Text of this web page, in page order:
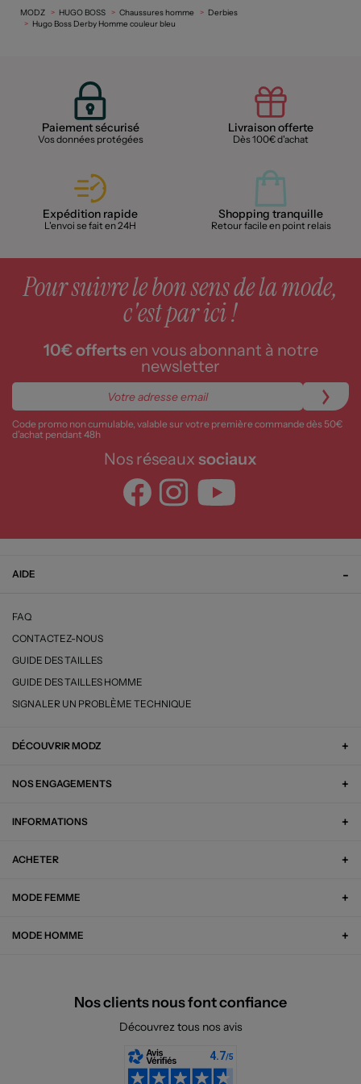
MODZ HUGO BOSS Chaussures homme
Derbies
Hugo Boss Derby Homme couleur bleu
Paiement sécurisé
Vos données protégées
Livraison offerte
Dès 100€ d'achat
Expédition rapide
L'envoi se fait en 24H
Shopping tranquille
Retour facile en point relais
Pour suivre le bon sens de la mode,
c'est par ici !
10€ offertsen vous abonnant à notre
newsletter
Code promo non cumulable, valable sur votre première commande dès 50€
d’achat pendant 48h
Nos réseaux sociaux
AIDE
FAQ
CONTACTEZ-NOUS
GUIDE DES TAILLES
GUIDE DES TAILLES HOMME
SIGNALER UN PROBLÈME TECHNIQUE
DÉCOUVRIR MODZ
NOS ENGAGEMENTS
INFORMATIONS
ACHETER
MODE FEMME
MODE HOMME
Nos clients nous font confiance
Découvrez tous nos avis